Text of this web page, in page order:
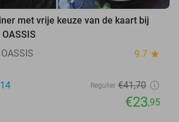
met vrije keuze van de kaart bij
9.7 star
Regulier €41,70
€23,95